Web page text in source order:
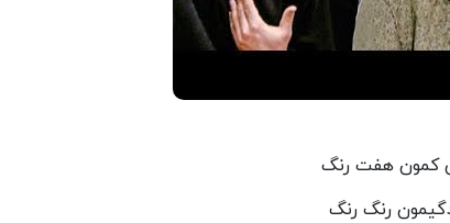
کمون هفت رنگ
رنگ رنگ